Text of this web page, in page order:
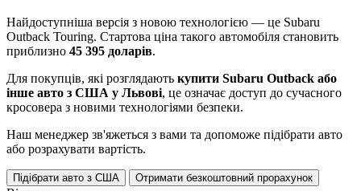
Найдоступніша версія з новою технологією — це Subaru
Outback Touring. Стартова ціна такого автомобіля становить
приблизно 45 395 доларів.
Для покупців, які розглядають купити Subaru Outback або
інше авто з США у Львові, це означає доступ до сучасного
кросовера з новими технологіями безпеки.
Наш менеджер зв'яжеться з вами та допоможе підібрати авто
або розрахувати вартість.
Підібрати авто з США Отримати безкоштовний прорахунок